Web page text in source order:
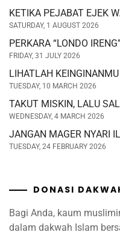
KETIKA PEJABAT EJEK
SATURDAY, 1 AUGUST 2026
PERKARA “LONDO IRENG”
FRIDAY, 31 JULY 2026
LIHATLAH KEINGINANMU
TUESDAY, 10 MARCH 2026
TAKUT MISKIN, LALU
WEDNESDAY, 4 MARCH 2026
JANGAN MAGER NYARI
TUESDAY, 24 FEBRUARY 2026
DONASI
Bagi Anda, kaum
dalam dakwah Islam